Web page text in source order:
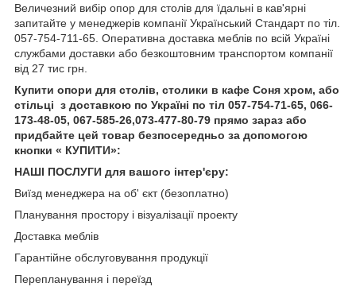
Величезний вибір опор для столів для їдальні в кав'ярні
запитайте у менеджерів компанії Український Стандарт по тіл.
057-754-711-65. Оперативна доставка меблів по всій Україні
службами доставки або безкоштовним транспортом компанії
від 27 тис грн.
Купити опори для столів, столики в кафе Соня хром, або
стільці з доставкою по Україні по тіл 057-754-71-65, 066-
173-48-05, 067-585-26,073-477-80-79 прямо зараз або
придбайте цей товар безпосередньо за допомогою
кнопки « КУПИТИ»:
НАШІ ПОСЛУГИ для вашого інтер'єру:
Виїзд менеджера на об' єкт (безоплатно)
Планування простору і візуалізації проекту
Доставка меблів
Гарантійне обслуговування продукції
Перепланування і переїзд